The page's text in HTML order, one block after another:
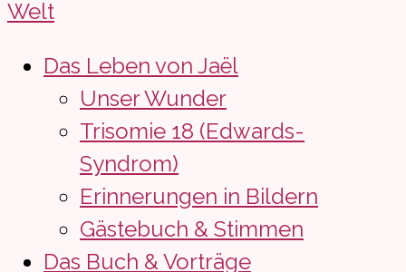
Das Leben von Jaël
Unser Wunder
Trisomie 18 (Edwards-
Syndrom)
Erinnerungen in Bildern
Gästebuch & Stimmen
Das Buch & Vorträge